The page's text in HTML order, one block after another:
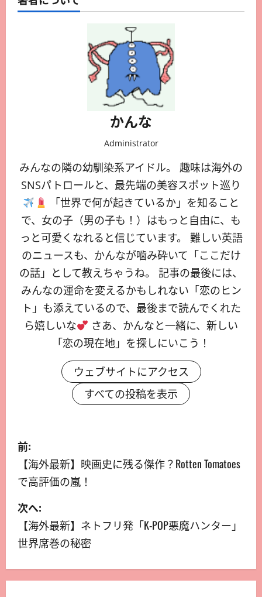
かんな
Administrator
みんなの隣の幼馴染系アイドル。 趣味は海外の
SNSパトロールと、最先端の美容スポット巡り
「世界で何が起きているか」を知ること
で、女の子（男の子も！）はもっと自由に、も
っと可愛くなれると信じています。 難しい英語
のニュースも、かんなが噛み砕いて「ここだけ
の話」として教えちゃうね。 記事の最後には、
みんなの運命を変えるかもしれない「恋のヒン
ト」も添えているので、最後まで読んでくれた
ら嬉しいな
さあ、かんなと一緒に、新しい
「恋の現在地」を探しにいこう！
ウェブサイトにアクセス
すべての投稿を表示
前:
【海外最新】映画史に残る傑作？Rotten Tomatoes
で高評価の嵐！
次へ:
【海外最新】ネトフリ発「K-POP悪魔ハンター」
世界席巻の秘密